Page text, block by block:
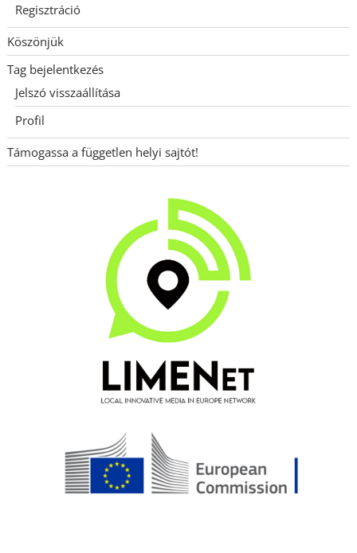
Regisztráció
Köszönjük
Tag bejelentkezés
Jelszó visszaállítása
Profil
Támogassa a független helyi sajtót!